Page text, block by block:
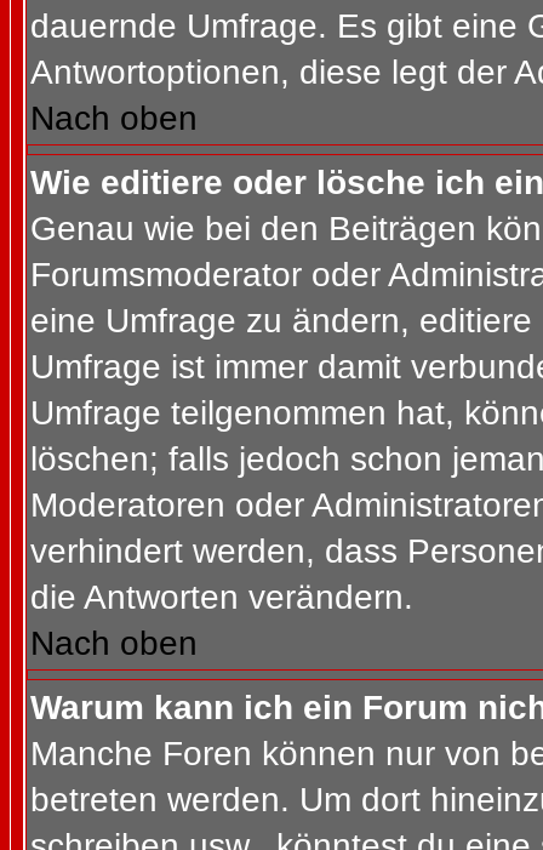
dauernde Umfrage. Es gibt eine
Antwortoptionen, diese legt der
Nach oben
Wie editiere oder lösche ich
Genau wie bei den Beiträgen
Forumsmoderator oder
eine Umfrage zu ändern,
Umfrage ist immer damit
Umfrage teilgenommen hat,
löschen; falls jedoch schon
Moderatoren oder
verhindert werden, dass
die Antworten verändern.
Nach oben
Warum kann ich ein Forum
Manche Foren können nur von
betreten werden. Um dort